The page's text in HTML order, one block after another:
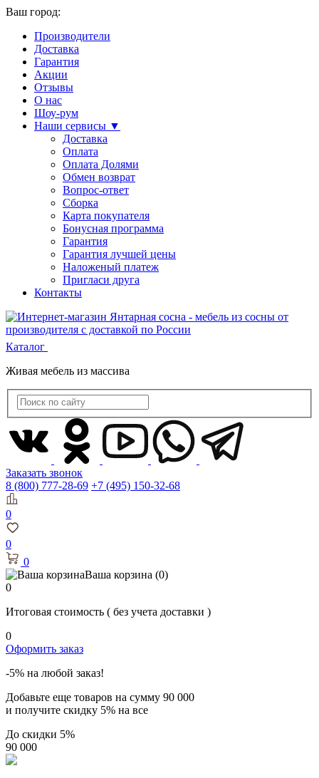
Ваш город:
Производители
Доставка
Гарантия
Акции
Отзывы
О нас
Шоу-рум
Наши сервисы ▼
Доставка
Оплата
Оплата Долями
Обмен возврат
Вопрос-ответ
Сборка
Карта покупателя
Бонусная программа
Гарантия
Гарантия лучшей цены
Наложеный платеж
Пригласи друга
Контакты
Каталог
Живая мебель из массива
Заказать звонок
8 (800) 777-28-69 +7 (495) 150-32-68
0
0
0
Ваша корзина (0)
0
Итоговая стоимость ( без учета доставки )
0
Оформить заказ
-5% на любой заказ!
Добавьте еще товаров на сумму 90 000
и получите скидку 5% на все
До скидки 5%
90 000